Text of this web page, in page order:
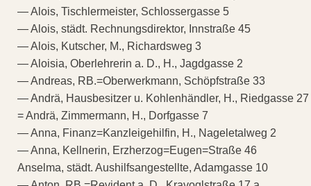
— Alois, Tischlermeister, Schlossergasse 5
— Alois, städt. Rechnungsdirektor, Innstraße 45
— Alois, Kutscher, M., Richardsweg 3
— Aloisia, Oberlehrerin a. D., H., Jagdgasse 2
— Andreas, RB.=Oberwerkmann, Schöpfstraße 33
— Andrä, Hausbesitzer u. Kohlenhändler, H., Riedgasse 27
= Andrä, Zimmermann, H., Dorfgasse 7
— Anna, Finanz=Kanzleigehilfin, H., Nageletalweg 2
— Anna, Kellnerin, Erzherzog=Eugen=Straße 46
Anselma, städt. Aushilfsangestellte, Adamgasse 10